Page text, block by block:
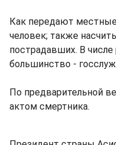
Как передают
человек; также
пострадавших. В
большинство -
По предварительной
актом смертника.